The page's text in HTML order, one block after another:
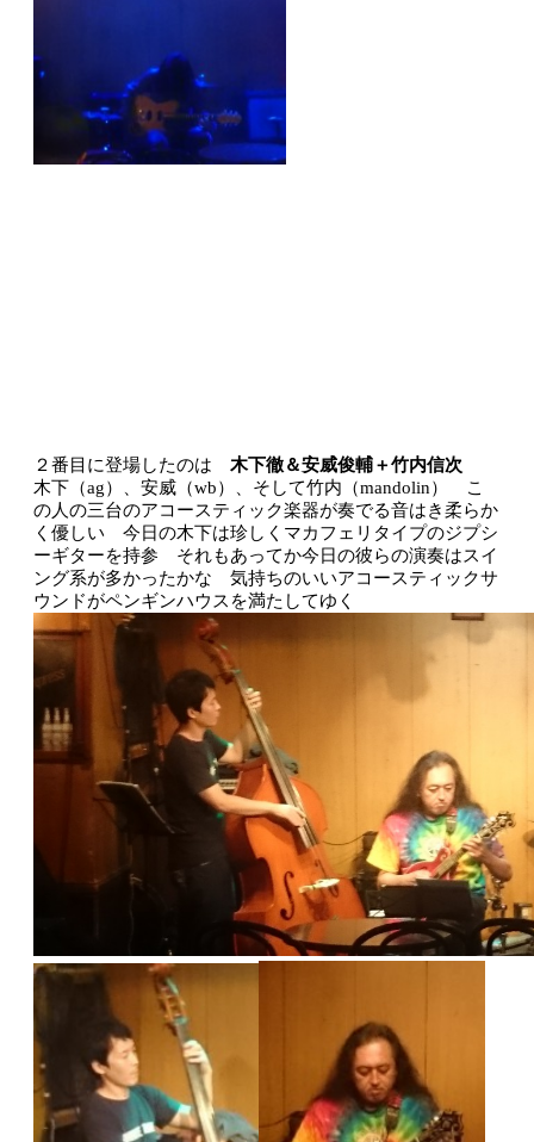
２番目に登場したのは 木下徹＆安威俊輔＋竹内信次
木下（ag）、安威（wb）、そして竹内（mandolin） こ
の人の三台のアコースティック楽器が奏でる音はき柔らか
く優しい 今日の木下は珍しくマカフェリタイプのジプシ
ーギターを持参 それもあってか今日の彼らの演奏はスイ
ング系が多かったかな 気持ちのいいアコースティックサ
ウンドがペンギンハウスを満たしてゆく